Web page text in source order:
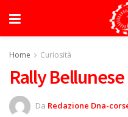
Home Curiosità
Rally Bellunese
Da Redazione Dna-